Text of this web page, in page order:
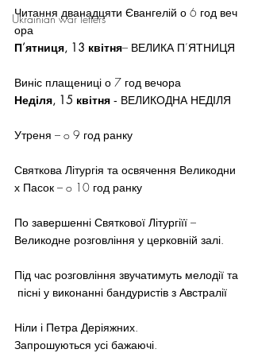
Ukrainian war letters
Читання дванадцяти Євангелій о 6 год веч
ора
П’ятниця, 13 квітня– ВЕЛИКА П’ЯТНИЦЯ
Виніс плащениці о 7 год вечора
Неділя, 15 квітня ‐ ВЕЛИКОДНА НЕДІЛЯ
Утреня – o 9 год ранку
Святкова Літургія та освячення Великодни
х Пасок – o 10 год ранку
По завершенні Святкової Літургіїї –
Великодне розговління у церковній залі.
Під час розговління звучатимуть мелодії та
пісні у виконанні бандуристів з Австралії
Ніли і Петра Деріяжних.
Запрошуються усі бажаючі.